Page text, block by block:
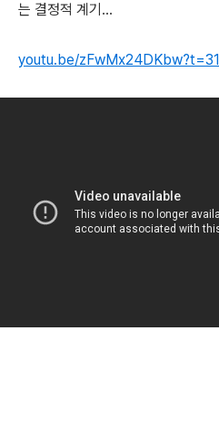
는 결정적 계기...
youtu.be/zFwMx24DKbw?t=31